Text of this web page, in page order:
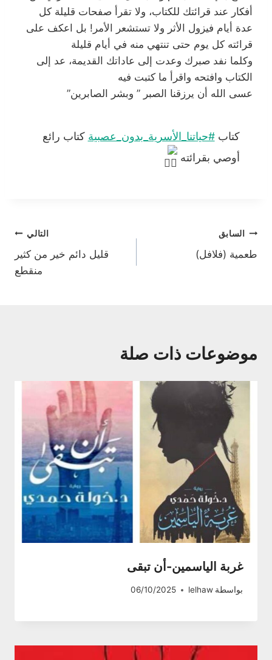
أفكار عند قرائتك للكتاب، ولا تقرأ صفحات قليلة كل
عدة أيام فيزول الأثر ولا تستشعر الأمر! بل اعكف على
قرائته كل يوم حتى تنتهي منه في أيام قليلة
وكلما نفد صبرك وعدت إلى عاداتك القديمة، عد إلى
الكتاب وافتحه واقرأ ما كتبت فيه
عسى الله أن يرزقنا الصبر ” وبشر الصابرين”
كتاب#حياتنا_الأسرية_بدون_عصبية كتاب رائع
أوصي بقرائته
تصفّح
المقالات
السابق
طعمية (فلافل)
التالي
قليل دائم خير من كثير
منقطع
موضوعات ذات صلة
غربة الياسمين-أن تبقى
بواسطة lelhaw
06/10/2025